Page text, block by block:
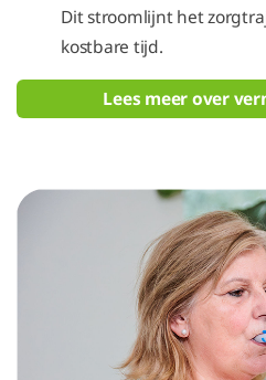
Dit stroomlijnt het
kostbare tijd.
Lees meer over